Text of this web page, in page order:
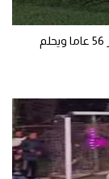
حكايات في الجول - لاعب ينضم لاتحاد بسيون في عمر 56 عاما ويحلم